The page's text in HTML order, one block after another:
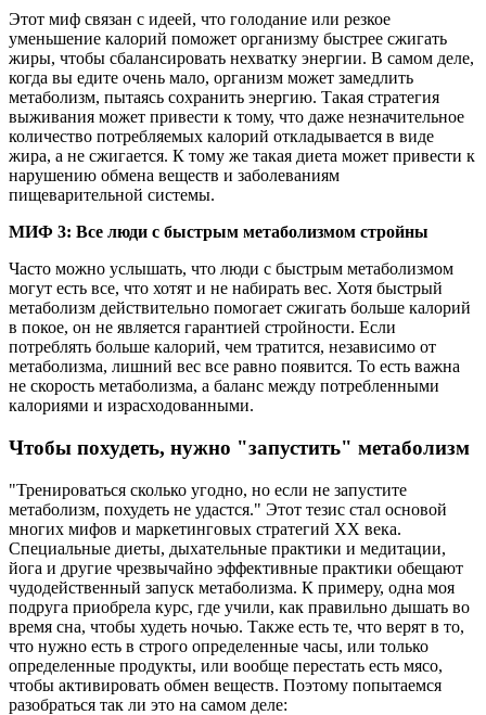
Этот миф связан с идеей, что голодание или резкое
уменьшение калорий поможет организму быстрее сжигать
жиры, чтобы сбалансировать нехватку энергии. В самом деле,
когда вы едите очень мало, организм может замедлить
метаболизм, пытаясь сохранить энергию. Такая стратегия
выживания может привести к тому, что даже незначительное
количество потребляемых калорий откладывается в виде
жира, а не сжигается. К тому же такая диета может привести к
нарушению обмена веществ и заболеваниям
пищеварительной системы.
МИФ 3: Все люди с быстрым метаболизмом стройны
Часто можно услышать, что люди с быстрым метаболизмом
могут есть все, что хотят и не набирать вес. Хотя быстрый
метаболизм действительно помогает сжигать больше калорий
в покое, он не является гарантией стройности. Если
потреблять больше калорий, чем тратится, независимо от
метаболизма, лишний вес все равно появится. То есть важна
не скорость метаболизма, а баланс между потребленными
калориями и израсходованными.
Чтобы похудеть, нужно "запустить" метаболизм
"Тренироваться сколько угодно, но если не запустите
метаболизм, похудеть не удастся." Этот тезис стал основой
многих мифов и маркетинговых стратегий ХХ века.
Специальные диеты, дыхательные практики и медитации,
йога и другие чрезвычайно эффективные практики обещают
чудодейственный запуск метаболизма. К примеру, одна моя
подруга приобрела курс, где учили, как правильно дышать во
время сна, чтобы худеть ночью. Также есть те, что верят в то,
что нужно есть в строго определенные часы, или только
определенные продукты, или вообще перестать есть мясо,
чтобы активировать обмен веществ. Поэтому попытаемся
разобраться так ли это на самом деле: